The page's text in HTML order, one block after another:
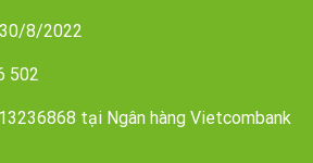
8/2022
502
tại Ngân hàng Vietcombank